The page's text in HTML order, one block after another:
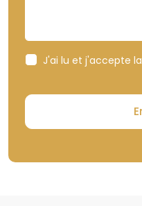
J'ai lu et j'accepte la